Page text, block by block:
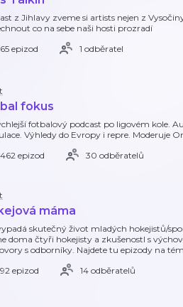
z Jihlavy zveme si artists nejen z
co na sebe naši hosti prozradí
65 epizod
1 odběratel
fokus
fotbalový podcast po ligovém kole.
Výhledy do Evropy i repre. Moderuje
462 epizod
30 odběratelů
máma
skutečný život mladých hokejistů/
doma čtyři hokejisty a zkušenostI s
s odborníky. Najdete tu epizody na
92 epizod
14 odběratelů